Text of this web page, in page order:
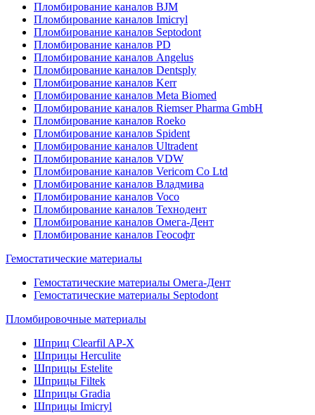
Пломбирование каналов BJM
Пломбирование каналов Imicryl
Пломбирование каналов Septodont
Пломбирование каналов PD
Пломбирование каналов Angelus
Пломбирование каналов Dentsply
Пломбирование каналов Kerr
Пломбирование каналов Meta Biomed
Пломбирование каналов Riemser Pharma GmbH
Пломбирование каналов Roeko
Пломбирование каналов Spident
Пломбирование каналов Ultradent
Пломбирование каналов VDW
Пломбирование каналов Vericom Co Ltd
Пломбирование каналов Владмива
Пломбирование каналов Voco
Пломбирование каналов Технодент
Пломбирование каналов Омега-Дент
Пломбирование каналов Геософт
Гемостатические материалы
Гемостатические материалы Омега-Дент
Гемостатические материалы Septodont
Пломбировочные материалы
Шприц Clearfil AP-X
Шприцы Herculite
Шприцы Estelite
Шприцы Filtek
Шприцы Gradia
Шприцы Imicryl